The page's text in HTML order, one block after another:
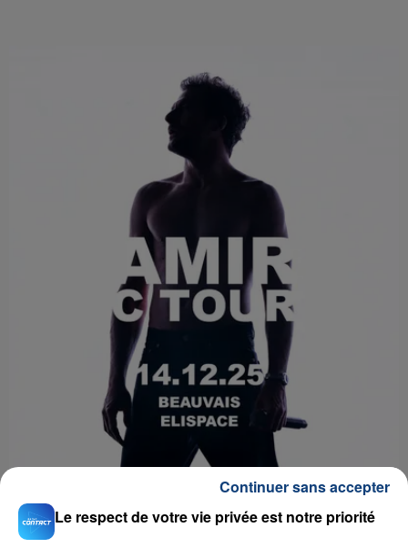
Le respect de votre vie privée est notre priorité
Continuer sans accepter